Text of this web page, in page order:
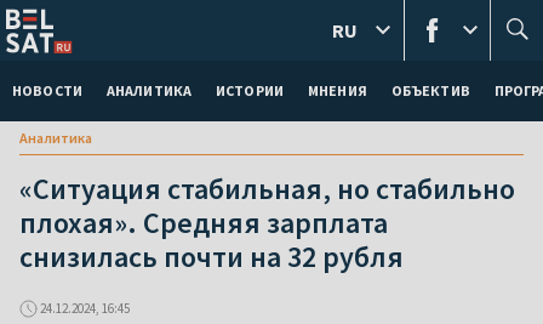
НОВОСТИ АНАЛИТИКА ИСТОРИИ МНЕНИЯ ОБЪЕКТИВ
RU
Аналитика
«Ситуация стабильная, но стабильно
плохая». Средняя зарплата
снизилась почти на 32 рубля
24.12.2024, 16:45